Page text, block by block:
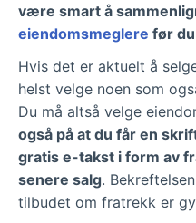
være smart å
eiendomsmeglere før
Hvis det er aktuelt å
helst velge noen som
Du må altså velge
også på at du får en
gratis e-takst i form av
senere salg.
tilbudet om fratrekk er